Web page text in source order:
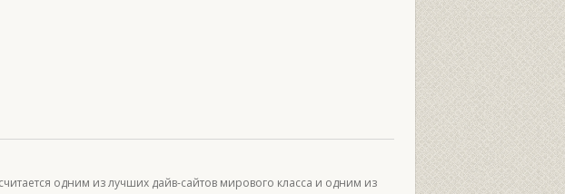
одним из лучших дайв-сайтов мирового класса и одним из